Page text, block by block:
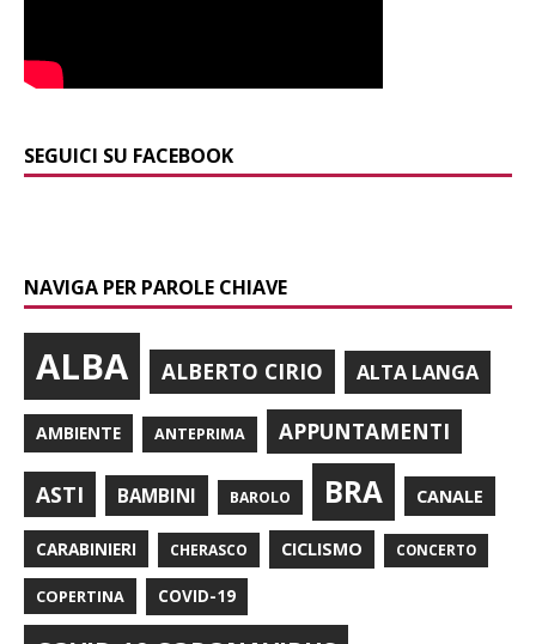
SEGUICI SU FACEBOOK
NAVIGA PER PAROLE CHIAVE
ALBA ALBERTO CIRIO ALTA LANGA
AMBIENTE ANTEPRIMA APPUNTAMENTI
ASTI BAMBINI BAROLO BRA CANALE
CARABINIERI CHERASCO CICLISMO CONCERTO
COPERTINA COVID-19